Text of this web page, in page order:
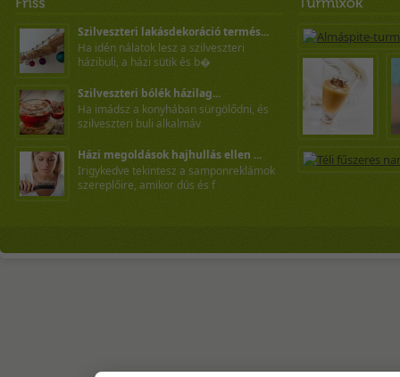
Szilveszteri lakásdekoráció termés...
Ha idén nálatok lesz a szilveszteri
házibuli, a házi sütik és b�
Szilveszteri bólék házilag...
Ha imádsz a konyhában sürgölődni, és
szilveszteri buli alkalmáv
Házi megoldások hajhullás ellen ...
Irigykedve tekintesz a samponreklámok
szereplőire, amikor dús és f